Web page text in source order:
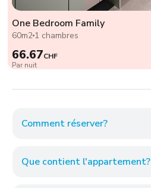
One Bedroom Family
60m2 1 chambres
66.67CHF
Par nuit
Comment réserver?
Que contient l'appartement?